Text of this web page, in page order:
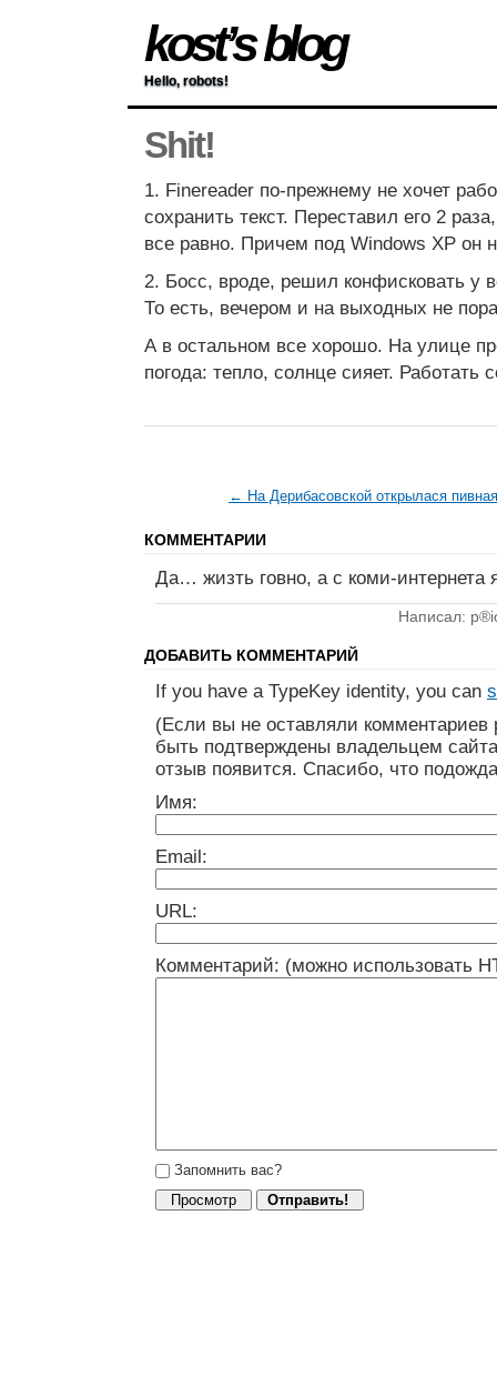
kost’s blog
Hello, robots!
Shit!
1. Finereader по-прежнему не хочет
сохранить текст. Переставил его 2
все равно. Причем под Windows XP он
2. Босс, вроде, решил конфисковать у
То есть, вечером и на выходных не
А в остальном все хорошо. На улице
погода: тепло, солнце сияет. Работать
← На Дерибасовской открылася пивная
КОММЕНТАРИИ
Да… жизть говно, а с коми-
Написал:
ДОБАВИТЬ КОММЕНТАРИЙ
If you have a TypeKey identity, you can
(Если вы не оставляли
быть подтверждены владельцем
отзыв появится. Спасибо, что
Имя:
Email:
URL:
Комментарий: (можно использовать
Запомнить вас?